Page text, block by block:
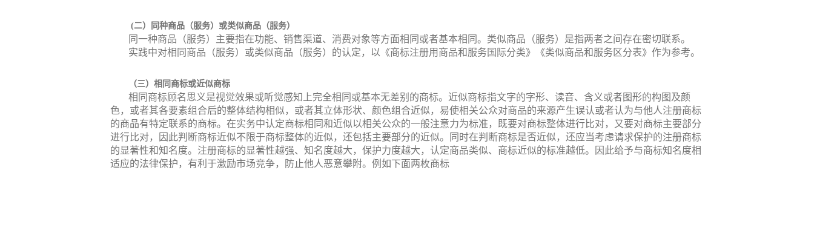
(二）同种商品（服务）或类似商品（服务）
同一种商品（服务）主要指在功能、销售渠道、消费对象等方面相同或者基本相同。类似商品（服务）是指两者之间存在密切联系。
实践中对相同商品（服务）或类似商品（服务）的认定，以《商标注册用商品和服务国际分类》《类似商品和服务区分表》作为参考。
（三）相同商标或近似商标
相同商标顾名思义是视觉效果或听觉感知上完全相同或基本无差别的商标。近似商标指文字的字形、读音、含义或者图形的构图及颜
色，或者其各要素组合后的整体结构相似，或者其立体形状、颜色组合近似，易使相关公众对商品的来源产生误认或者认为与他人注册商标
的商品有特定联系的商标。在实务中认定商标相同和近似以相关公众的一般注意力为标准，既要对商标整体进行比对，又要对商标主要部分
进行比对，因此判断商标近似不限于商标整体的近似，还包括主要部分的近似。同时在判断商标是否近似，还应当考虑请求保护的注册商标
的显著性和知名度。注册商标的显著性越强、知名度越大，保护力度越大，认定商品类似、商标近似的标准越低。因此给予与商标知名度相
适应的法律保护，有利于激励市场竞争，防止他人恶意攀附。例如下面两枚商标